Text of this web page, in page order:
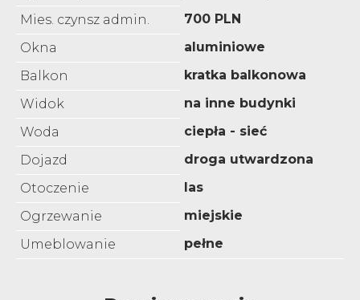
Mies. czynsz admin.
700 PLN
Okna
aluminiowe
Balkon
kratka balkonowa
Widok
na inne budynki
Woda
ciepła - sieć
Dojazd
droga utwardzona
Otoczenie
las
Ogrzewanie
miejskie
Umeblowanie
pełne